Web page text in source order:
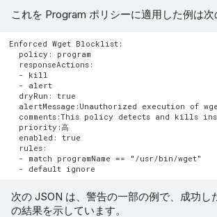
これを Program ポリシーに適用した例は次
Enforced Wget Blocklist:
  policy: program
  responseActions:
  - kill
  - alert
  dryRun: true
alertMessage:Unauthorized execution of
comments:This policy detects and kills
  priority:高
  enabled: true
  rules:
  - match programName == "/usr/bin/wget"
次の JSON は、警告の一部の例で、成功し
の結果を示しています。